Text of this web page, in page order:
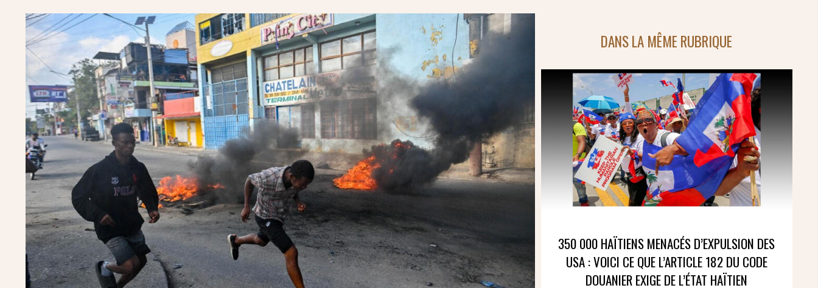
DANS LA MÊME RUBRIQUE
350 000 HAÏTIENS MENACÉS D’EXPULSION DES
USA : VOICI CE QUE L’ARTICLE 182 DU CODE
DOUANIER EXIGE DE L’ÉTAT HAÏTIEN